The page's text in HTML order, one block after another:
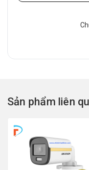
Sản phẩm liên